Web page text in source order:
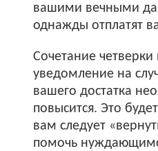
вашими вечными
однажды отплатят
Сочетание четверки
уведомление на
вашего достатка
повысится. Это
вам следует
помочь